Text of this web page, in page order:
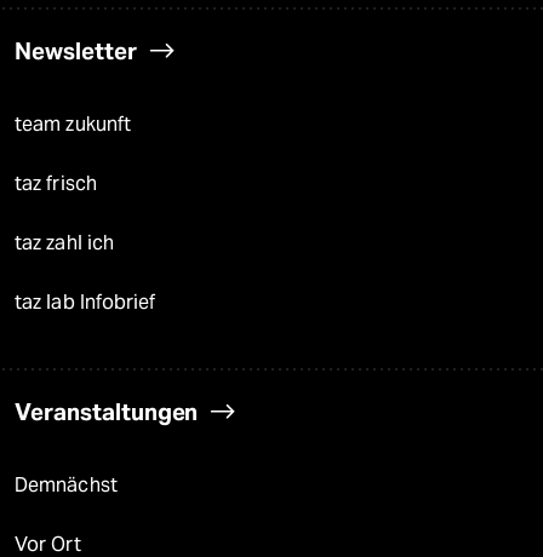
Newsletter
team zukunft
taz frisch
taz zahl ich
taz lab Infobrief
Veranstaltungen
Demnächst
Vor Ort